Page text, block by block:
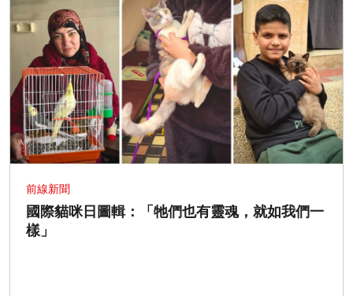
前線新聞
國際貓咪日圖輯：「牠們也有靈魂，就如我們一
樣」